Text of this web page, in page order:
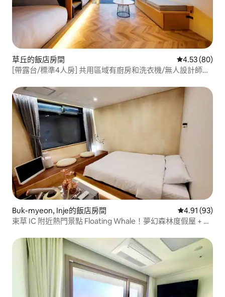
草丘的飯店房間 從 80 則評價
4.53 (80)
[帶露台/標準4人房] 共用區域有廚房和洗衣機/無人設計師飯
Buk-myeon, Inje的飯店房間 從 93 則評價
4.91 (93)
束草 IC 附近熱門景點 Floating Whale！夢幻森林度假屋 + 免